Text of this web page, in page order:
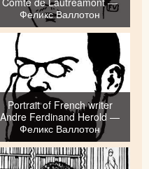
Феликс Валлотон
Portrait of French writer
Andre Ferdinand Herold —
Феликс Валлотон